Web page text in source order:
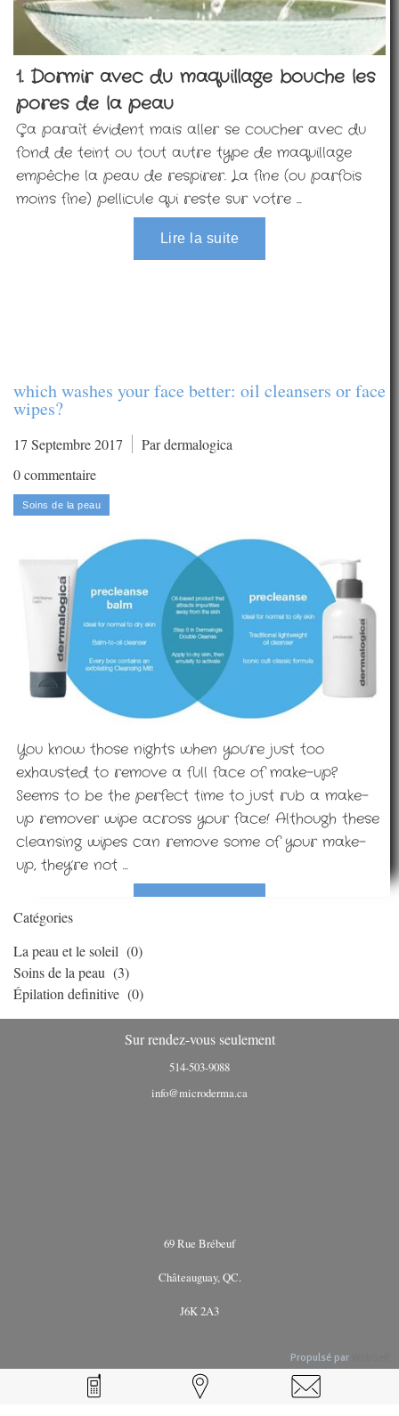
1. Dormir avec du maquillage bouche les
pores de la peau
Ça paraît évident mais aller se coucher avec du
fond de teint ou tout autre type de maquillage
empêche la peau de respirer. La fine (ou parfois
moins fine) pellicule qui reste sur votre ...
which washes your face better: oil cleansers or face
wipes?
17 Septembre 2017
Par dermalogica
0 commentaire
You know those nights when you’re just too
exhausted to remove a full face of make-up?
Seems to be the perfect time to just rub a make-
up remover wipe across your face! Although these
cleansing wipes can remove some of your make-
up, they’re not ...
Catégories
La peau et le soleil (0)
Soins de la peau (3)
Épilation definitive (0)
Sur rendez-vous seulement
514-503-9088
info@microderma.ca
69 Rue Brébeuf
Châteauguay, QC.
J6K 2A3
Propulsé par